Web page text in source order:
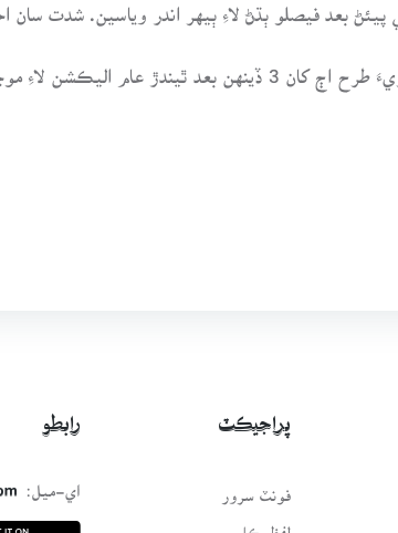
بعد فيصلو ٻڌڻ لاءِ ٻيهر اندر وياسين. شدت سان
شام جو روزي کان پوءِ اوندهه سبب ڪارڪن هليا ويا ۽ جج به گهرن لاءِ روانا ٿيا. اهڙيءَ طرح اڄ
پراجيڪٽ
فونٽ سرور
لفظيڪار
رابطو
اي-ميل: